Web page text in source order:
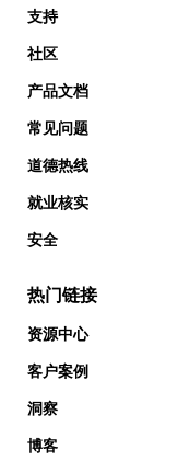
支持
社区
产品文档
常见问题
道德热线
就业核实
安全
热门链接
资源中心
客户案例
洞察
博客